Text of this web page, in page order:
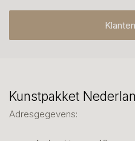
Kunstpakket
Adresgegevens: